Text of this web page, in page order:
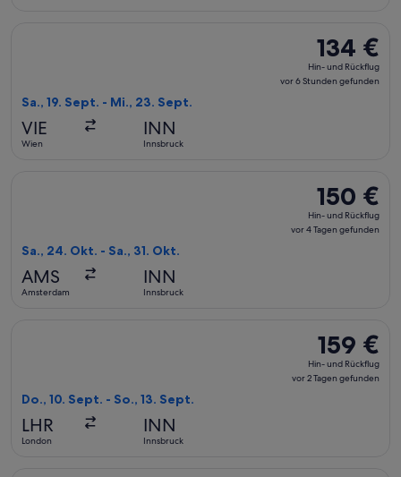
134 €
Hin-
und
134 €
Hin- und Rückflug
vor 6 Stunden gefunden
Sa., 19. Sept. - Mi., 23. Sept.
VIE
Wien
INN
Innsbruck
150 €
Hin-
und
150 €
Hin- und Rückflug
vor 4 Tagen gefunden
Sa., 24. Okt. - Sa., 31. Okt.
AMS
Amsterdam
INN
Innsbruck
159 €
Hin-
und
159 €
Hin- und Rückflug
vor 2 Tagen gefunden
Do., 10. Sept. - So., 13. Sept.
LHR
London
INN
Innsbruck